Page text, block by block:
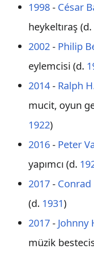
1998- César
heykeltıraş (d.
2002- Philip
eylemcisi (d.
2014- Ralph
mucit, oyun
1922)
2016- Peter
yapımcı (d.
2017-
(d. 1931)
2017- Johnny
müzik